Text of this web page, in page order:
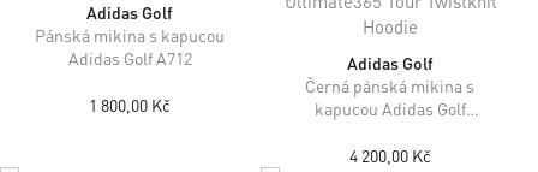
Adidas Golf
Pánská mikina s kapucou
Adidas Golf A712
1 800,00 Kč
Adidas Golf
Černá pánská mikina s
kapucou Adidas Golf
Hoodie
4 200,00 Kč